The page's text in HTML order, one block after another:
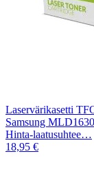
Laservärikasetti
Samsung
Hinta-laatusuhtee…
18,95 €